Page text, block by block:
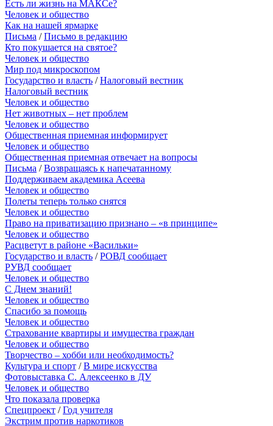
Есть ли жизнь на МАКСе?
Человек и общество
Как на нашей ярмарке
Письма /Письмо в редакцию
Кто покушается на святое?
Человек и общество
Мир под микроскопом
Государство и власть /Налоговый вестник
Налоговый вестник
Человек и общество
Нет животных – нет проблем
Человек и общество
Общественная приемная информирует
Человек и общество
Общественная приемная отвечает на вопросы
Письма /Возвращаясь к напечатанному
Поддерживаем академика Асеева
Человек и общество
Полеты теперь только снятся
Человек и общество
Право на приватизацию признано – «в принципе»
Человек и общество
Расцветут в районе «Васильки»
Государство и власть /РОВД сообщает
РУВД сообщает
Человек и общество
С Днем знаний!
Человек и общество
Спасибо за помощь
Человек и общество
Страхование квартиры и имущества граждан
Человек и общество
Творчество – хобби или необходимость?
Культура и спорт /В мире искусства
Фотовыставка С. Алексеенко в ДУ
Человек и общество
Что показала проверка
Спецпроект /Год учителя
Экстрим против наркотиков